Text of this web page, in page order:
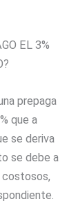
EL 3%
prepaga
que a
se deriva
se debe a
costosos,